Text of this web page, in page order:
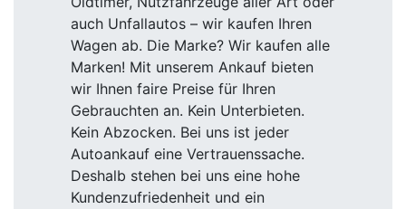
auch Unfallautos – wir kaufen Ihren
Wagen ab. Die Marke? Wir kaufen alle
Marken! Mit unserem Ankauf bieten
wir Ihnen faire Preise für Ihren
Gebrauchten an. Kein Unterbieten.
Kein Abzocken. Bei uns ist jeder
Autoankauf eine Vertrauenssache.
Deshalb stehen bei uns eine hohe
Kundenzufriedenheit und ein